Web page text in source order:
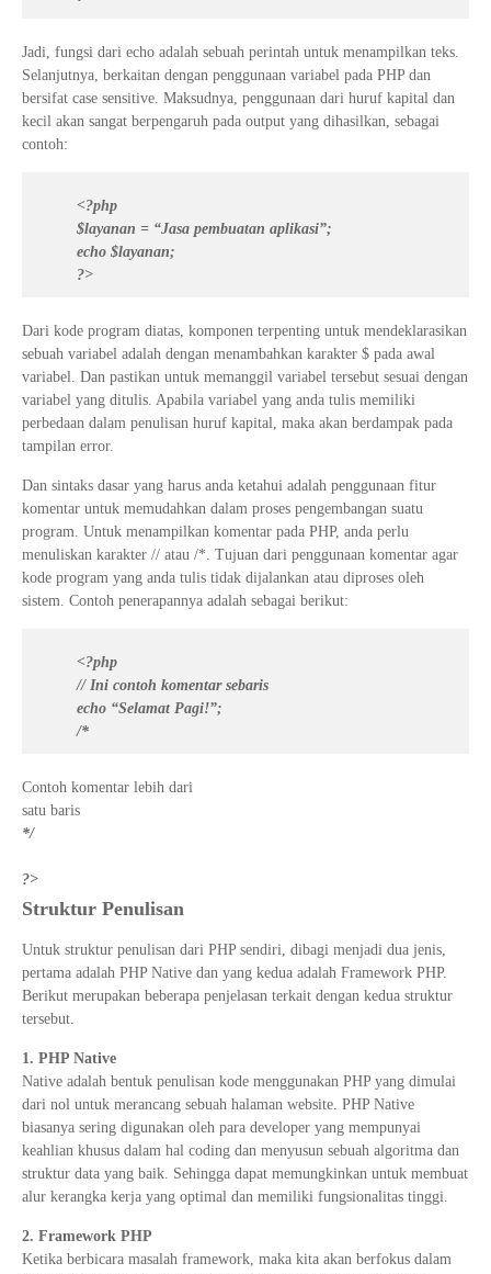
Jadi, fungsi dari echo adalah sebuah perintah untuk menampilkan teks.
Selanjutnya, berkaitan dengan penggunaan variabel pada PHP dan
bersifat case sensitive. Maksudnya, penggunaan dari huruf kapital dan
kecil akan sangat berpengaruh pada output yang dihasilkan, sebagai
contoh:
<?php
$layanan = “Jasa pembuatan aplikasi”;
echo $layanan;
?>
Dari kode program diatas, komponen terpenting untuk mendeklarasikan
sebuah variabel adalah dengan menambahkan karakter $ pada awal
variabel. Dan pastikan untuk memanggil variabel tersebut sesuai dengan
variabel yang ditulis. Apabila variabel yang anda tulis memiliki
perbedaan dalam penulisan huruf kapital, maka akan berdampak pada
tampilan error.
Dan sintaks dasar yang harus anda ketahui adalah penggunaan fitur
komentar untuk memudahkan dalam proses pengembangan suatu
program. Untuk menampilkan komentar pada PHP, anda perlu
menuliskan karakter // atau /*. Tujuan dari penggunaan komentar agar
kode program yang anda tulis tidak dijalankan atau diproses oleh
sistem. Contoh penerapannya adalah sebagai berikut:
<?php
// Ini contoh komentar sebaris
echo “Selamat Pagi!”;
/*
Contoh komentar lebih dari
satu baris
*/
?>
Struktur Penulisan
Untuk struktur penulisan dari PHP sendiri, dibagi menjadi dua jenis,
pertama adalah PHP Native dan yang kedua adalah Framework PHP.
Berikut merupakan beberapa penjelasan terkait dengan kedua struktur
tersebut.
1. PHP Native
Native adalah bentuk penulisan kode menggunakan PHP yang dimulai
dari nol untuk merancang sebuah halaman website. PHP Native
biasanya sering digunakan oleh para developer yang mempunyai
keahlian khusus dalam hal coding dan menyusun sebuah algoritma dan
struktur data yang baik. Sehingga dapat memungkinkan untuk membuat
alur kerangka kerja yang optimal dan memiliki fungsionalitas tinggi.
2. Framework PHP
Ketika berbicara masalah framework, maka kita akan berfokus dalam